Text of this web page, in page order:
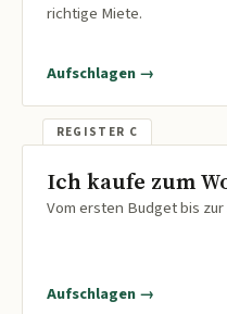
richtige Miete.
Aufschlagen →
Ich kaufe zum
Vom ersten Budget bis
Aufschlagen →